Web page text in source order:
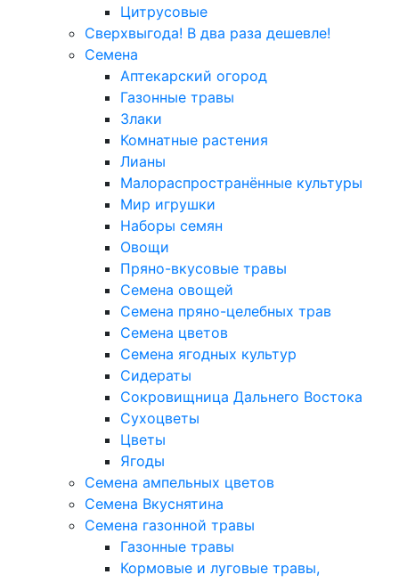
Цитрусовые
Сверхвыгода! В два раза дешевле!
Семена
Аптекарский огород
Газонные травы
Злаки
Комнатные растения
Лианы
Малораспространённые культуры
Мир игрушки
Наборы семян
Овощи
Пряно-вкусовые травы
Семена овощей
Семена пряно-целебных трав
Семена цветов
Семена ягодных культур
Сидераты
Сокровищница Дальнего Востока
Сухоцветы
Цветы
Ягоды
Семена ампельных цветов
Семена Вкуснятина
Семена газонной травы
Газонные травы
Кормовые и луговые травы,